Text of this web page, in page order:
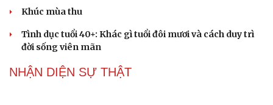
Du lịch
Săn Tour
check-in
Đọc truyện đêm khuya
Khúc mùa thu
Tình dục tuổi 40+: Khác gì tuổi đôi mươi và cách duy trì
đời sống viên mãn
NHẬN DIỆN SỰ THẬT